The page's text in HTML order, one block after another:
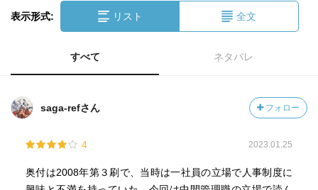
表示形式: リスト 全文
すべて ネタバレ
saga-refさん フォロー
4 2023.01.25
奥付は2008年第３刷で、当時は一社員の立場で人事制度に